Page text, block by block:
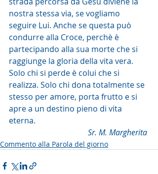
nostra stessa via, se vogliamo
seguire Lui. Anche se questa può
condurre alla Croce, perchè è
partecipando alla sua morte che si
raggiunge la gloria della vita vera.
Solo chi si perde è colui che si
realizza. Solo chi dona totalmente se
stesso per amore, porta frutto e si
apre a un destino pieno di vita
eterna.
Sr. M. Margherita
Commento alla Parola del giorno